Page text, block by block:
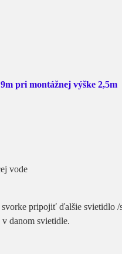
9m pri montážnej výške 2,5m
vode
pripojiť ďalšie svietidlo
danom svietidle.